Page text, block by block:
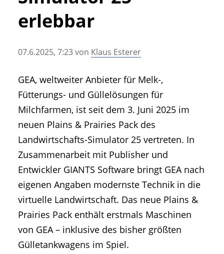
• Messen und Veranstaltungen
• Agritechnica Neuheiten Archiv
erlebbar
07.6.2025, 7:23von Klaus Esterer
GEA, weltweiter Anbieter für Melk-,
Fütterungs- und Güllelösungen für
Milchfarmen, ist seit dem 3. Juni 2025 im
neuen Plains & Prairies Pack des
Landwirtschafts-Simulator 25 vertreten. In
Zusammenarbeit mit Publisher und
Entwickler GIANTS Software bringt GEA nach
eigenen Angaben modernste Technik in die
virtuelle Landwirtschaft. Das neue Plains &
Prairies Pack enthält erstmals Maschinen
von GEA – inklusive des bisher größten
Gülletankwagens im Spiel.